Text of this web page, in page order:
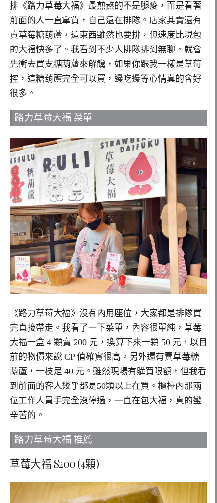
排《路力草莓大福》最煎熬的不是腿痠，而是看著
前面的人一直拿貨，自己還在排隊。店家其實還有
賣草莓糖葫蘆，這東西雖然也要排，但速度比現包
的大福快多了。我看到不少人排隊排到無聊，就會
先衝去買支糖葫蘆來解饞，如果你跟我一樣是草莓
控，這糖葫蘆完全可以買，邊吃邊等心情真的會好
很多。
路力草莓大福 菜單
《路力草莓大福》沒有內用座位，大家都是排隊買
完直接帶走。我看了一下菜單，內容很單純，草莓
大福一盒 4 顆賣 200 元，換算下來一顆 50 元，以目
前的物價來說 CP 值確實很高。另外還有賣草莓糖
葫蘆，一枝是 40 元。雖然現場有購買限額，但我看
到前面的客人幾乎都是50顆以上在買。櫃檯內那兩
位工作人員手完全沒停過，一直在包大福，真的蠻
辛苦的。
路力草莓大福 推薦
草莓大福 $200 (4顆)